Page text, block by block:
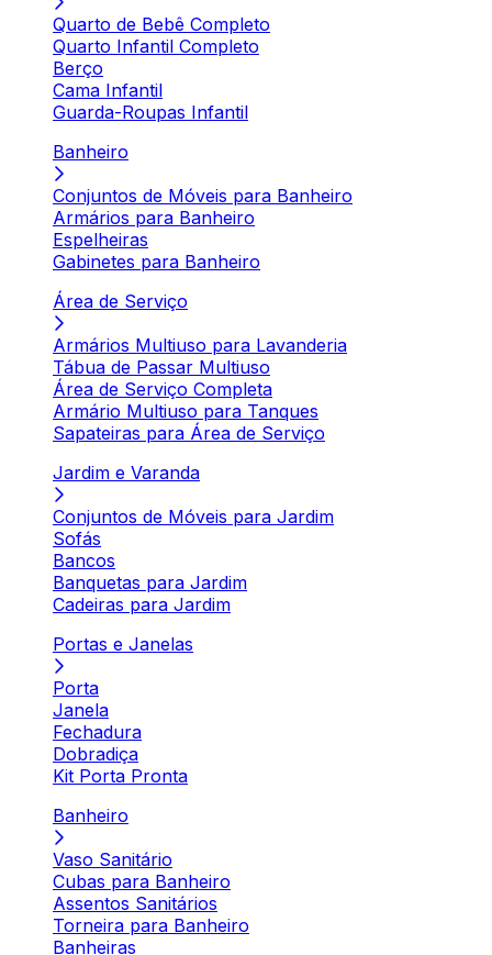
Quarto de Bebê Completo
Quarto Infantil Completo
Berço
Cama Infantil
Guarda-Roupas Infantil
Banheiro
Conjuntos de Móveis para Banheiro
Armários para Banheiro
Espelheiras
Gabinetes para Banheiro
Área de Serviço
Armários Multiuso para Lavanderia
Tábua de Passar Multiuso
Área de Serviço Completa
Armário Multiuso para Tanques
Sapateiras para Área de Serviço
Jardim e Varanda
Conjuntos de Móveis para Jardim
Sofás
Bancos
Banquetas para Jardim
Cadeiras para Jardim
Portas e Janelas
Porta
Janela
Fechadura
Dobradiça
Kit Porta Pronta
Banheiro
Vaso Sanitário
Cubas para Banheiro
Assentos Sanitários
Torneira para Banheiro
Banheiras